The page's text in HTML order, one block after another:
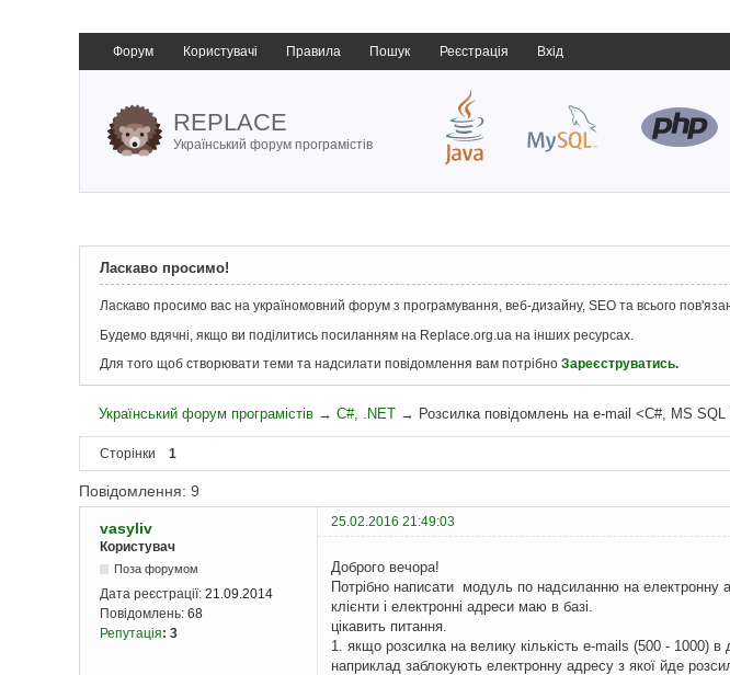
Форум Користувачі Правила Пошук Реєстрація Вхід
REPLACE
Український форум програмістів
Ласкаво просимо!
Ласкаво просимо вас на україномовний форум з програмування, веб-дизайну, SEO та всього
Будемо вдячні, якщо ви поділитись посиланням на Replace.org.ua на інших ресурсах.
Для того щоб створювати теми та надсилати повідомлення вам потрібно Зареєструватись.
Український форум програмістів →C#, .NET → Розсилка повідомлень на e-mail <C#, MS SQL
Сторінки 1
Повідомлення: 9
vasyliv
25.02.2016 21:49:03
Користувач
Поза форумом
Дата реєстрації: 21.09.2014
Повідомлень: 68
Репутація: 3
Доброго вечора!
Потрібно написати модуль по надсиланню на електронну
клієнти і електронні адреси маю в базі.
цікавить питання.
1. якщо розсилка на велику кількість e-mails (500 - 1000)
наприклад заблокують електронну адресу з якої йде